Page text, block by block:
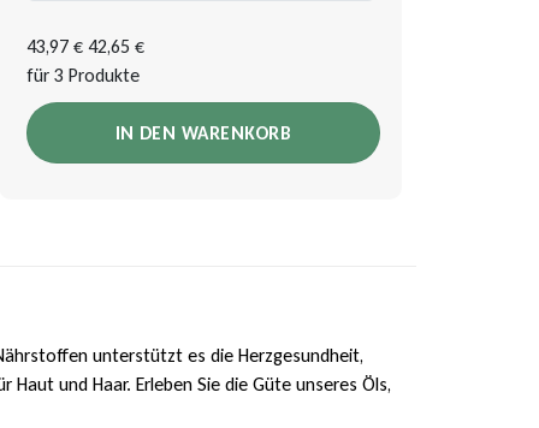
43,97 € 42,65 €
für 3 Produkte
IN DEN WARENKORB
unterstützt es die Herzgesundheit,
und Haar. Erleben Sie die Güte unseres Öls,